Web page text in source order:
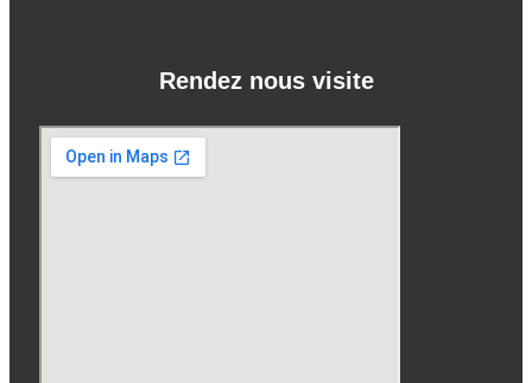
Rendez nous visite